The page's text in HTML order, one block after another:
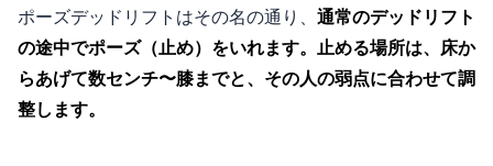
ポーズデッドリフトはその名の通り、 通常のデッドリフト
の途中でポーズ（止め）をいれます。止める場所は、床か
らあげて数センチ〜膝までと、その人の弱点に合わせて調
整します。